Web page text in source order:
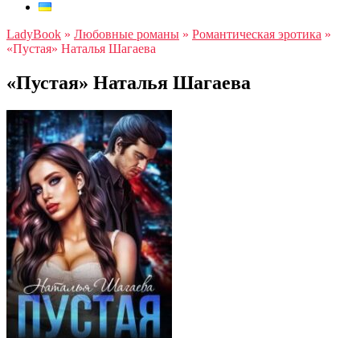
LadyBook » Любовные романы » Романтическая эротика »
«Пустая» Наталья Шагаева
«Пустая» Наталья Шагаева